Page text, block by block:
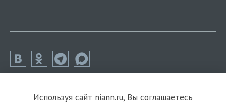
Используя сайт niann.ru, Вы соглашаетесь